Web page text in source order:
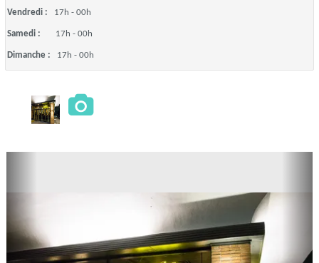
Vendredi : 17h - 00h
Samedi : 17h - 00h
Dimanche : 17h - 00h